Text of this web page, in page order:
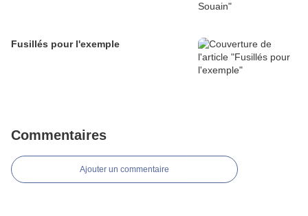
Fusillés pour l'exemple
Commentaires
Ajouter un commentaire